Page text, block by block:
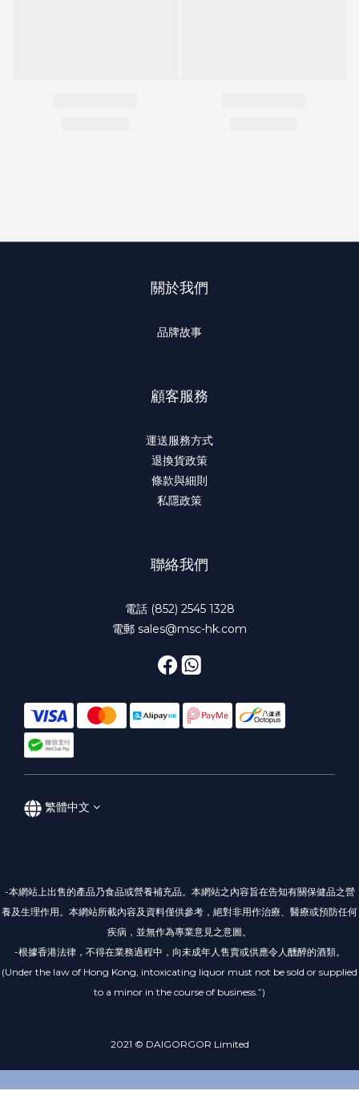
關於我們
品牌故事
顧客服務
運送服務方式
退換貨政策
條款與細則
私隱政策
聯絡我們
電話 (852) 2545 1328
電郵 sales@msc-hk.com
繁體中文
-本網站上出售的產品乃食品或營養補充品。本網站之內容旨在告知有關保健品之營
養及生理作用。本網站所載內容及資料僅供參考，絕對非用作治療、醫療或預防任何
疾病，並無作為專業意見之意圖。
-根據香港法律，不得在業務過程中，向未成年人售賣或供應令人醺醉的酒類。
(Under the law of Hong Kong, intoxicating liquor must not be sold or supplied
to a minor in the course of business.”)
2021 © DAIGORGOR Limited